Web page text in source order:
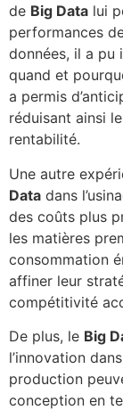
de Big Data lui
performances
données, il a pu
quand et
a permis
réduisant ainsi
rentabilité.
Une autre
Data dans
des coûts plus
les matières
consommation
affiner leur
compétitivité
De plus, le Big
l’innovation
production
conception en